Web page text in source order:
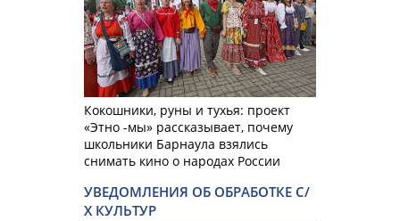
Кокошники, руны и тухья: проект
«Этно -мы» рассказывает, почему
школьники Барнаула взялись
снимать кино о народах России
УВЕДОМЛЕНИЯ ОБ ОБРАБОТКЕ С/
Х КУЛЬТУР